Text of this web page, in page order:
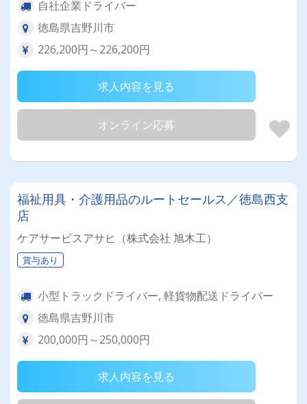
自社企業ドライバー
徳島県吉野川市
226,200円～226,200円
求人内容を見る
オンライン応募
福祉用具・介護用品のルートセールス／徳島西支
店
ケアサービスアサヒ（株式会社 旭木工）
賞与あり
小型トラックドライバー, 軽貨物配送ドライバー
徳島県吉野川市
200,000円～250,000円
求人内容を見る